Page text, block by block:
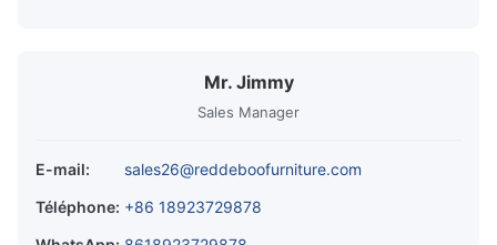
Mr. Jimmy
Sales Manager
E-mail:
sales26@reddeboofurniture.com
Téléphone: +86 18923729878